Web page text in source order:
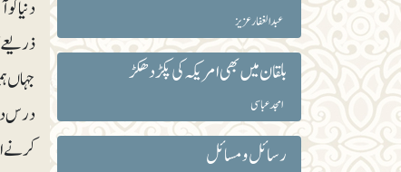
عبد الغفار عزیز
بلقان میں بھی امریکہ کی پکڑ دھکڑ
امجد عباسی
رسائل و مسائل
دنیا
جہاں
درس
کرنے